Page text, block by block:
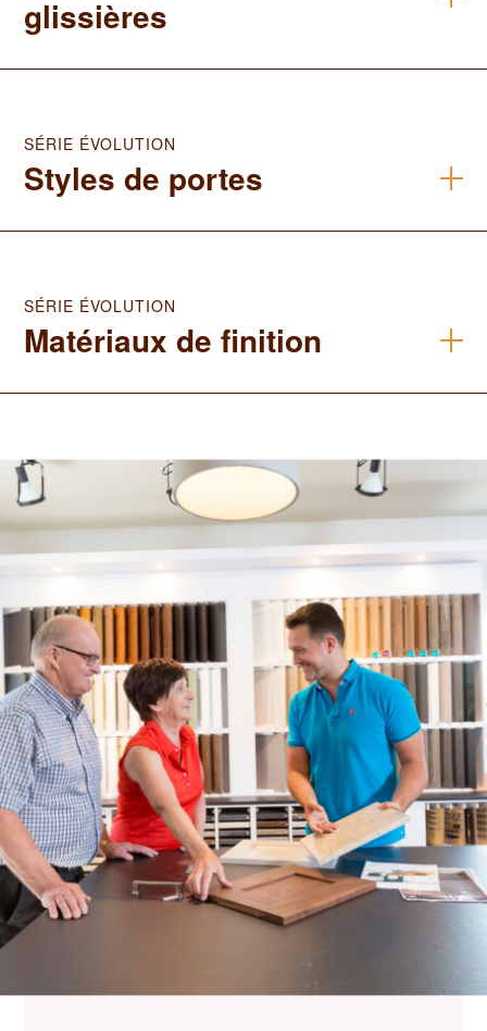
glissières
SÉRIE ÉVOLUTION
Styles de portes
SÉRIE ÉVOLUTION
Matériaux de finition